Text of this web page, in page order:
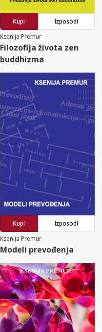
Kupi
Izposodi
Ksenija Premur
Filozofija života zen
buddhizma
Kupi
Izposodi
Ksenija Premur
Modeli prevođenja